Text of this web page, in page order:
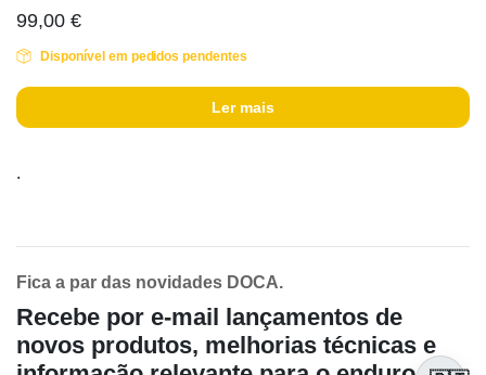
99,00 €
Disponível em pedidos pendentes
Ler mais
.
Fica a par das novidades DOCA.
Recebe por e-mail lançamentos de
novos produtos, melhorias técnicas e